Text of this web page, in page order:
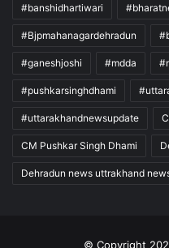
#banshidhartiwari
#Bjpmahanagardehradun
#ganeshjoshi #mdda
#pushkarsinghdhami
#uttarakhandnewsupdate
CM Pushkar Singh Dhami
Dehradun news uttrakhand
© Copyright